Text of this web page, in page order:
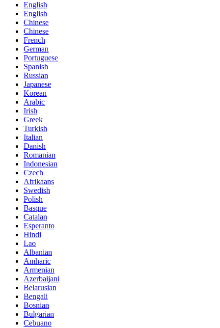
English
English
Chinese
Chinese
French
German
Portuguese
Spanish
Russian
Japanese
Korean
Arabic
Irish
Greek
Turkish
Italian
Danish
Romanian
Indonesian
Czech
Afrikaans
Swedish
Polish
Basque
Catalan
Esperanto
Hindi
Lao
Albanian
Amharic
Armenian
Azerbaijani
Belarusian
Bengali
Bosnian
Bulgarian
Cebuano